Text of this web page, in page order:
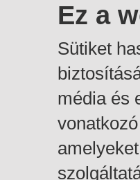
Ez a
Sütiket
média és